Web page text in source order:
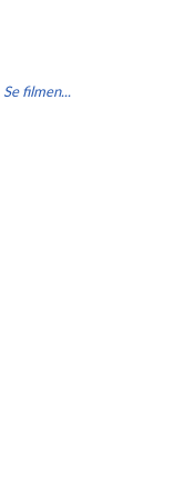
Se filmen...